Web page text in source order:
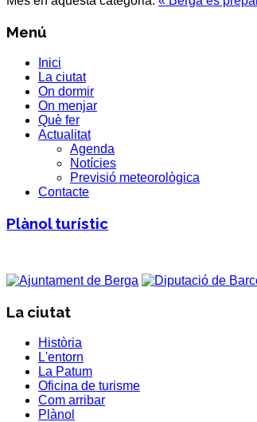
Menú
Inici
La ciutat
On dormir
On menjar
Què fer
Actualitat
Agenda
Notícies
Previsió meteorològica
Contacte
Plànol turístic
La ciutat
Història
L'entorn
La Patum
Oficina de turisme
Com arribar
Plànol